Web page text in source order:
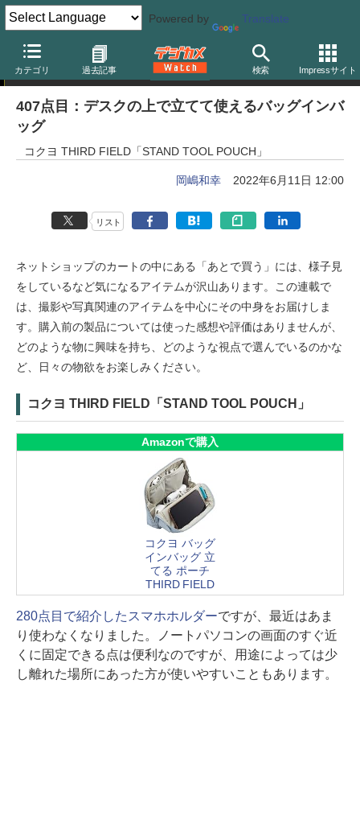
Powered by Translate
カテゴリ 過去記事 検索 Impressサイト
岡嶋和幸の「あとで買う」
407点目：デスクの上で立てて使えるバッグインバ
ッグ
コクヨ THIRD FIELD「STAND TOOL POUCH」
岡嶋和幸 2022年6月11日 12:00
リスト
ネットショップのカートの中にある「あとで買う」には、様子見
をしているなど気になるアイテムが沢山あります。この連載で
は、撮影や写真関連のアイテムを中心にその中身をお届けしま
す。購入前の製品については使った感想や評価はありませんが、
どのような物に興味を持ち、どのような視点で選んでいるのかな
ど、日々の物欲をお楽しみください。
コクヨ THIRD FIELD「STAND TOOL POUCH」
Amazonで購入
コクヨ バッグ
インバッグ 立
てる ポーチ
THIRD FIELD
280点目で紹介したスマホホルダーですが、最近はあま
り使わなくなりました。ノートパソコンの画面のすぐ近
くに固定できる点は便利なのですが、用途によっては少
し離れた場所にあった方が使いやすいこともあります。